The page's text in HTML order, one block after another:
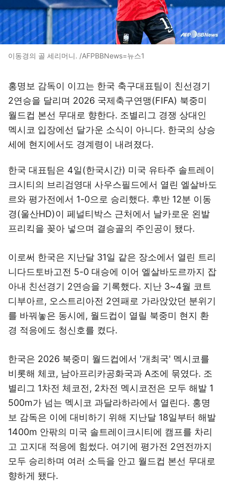
이동경의 골 세리머니. /AFPBBNews=뉴스1
홍명보 감독이 이끄는 한국 축구대표팀이 친선경기
2연승을 달리며 2026 국제축구연맹(FIFA) 북중미
월드컵 본선 무대로 향한다. 조별리그 경쟁 상대인
멕시코 입장에선 달가운 소식이 아니다. 한국의 상승
세에 현지에서도 경계령이 내려졌다.
한국 대표팀은 4일(한국시간) 미국 유타주 솔트레이
크시티의 브리검영대 사우스필드에서 열린 엘살바도
르와 평가전에서 1-0으로 승리했다. 후반 12분 이동
경(울산HD)이 페널티박스 근처에서 날카로운 왼발
프리킥을 꽂아 넣으며 결승골의 주인공이 됐다.
이로써 한국은 지난달 31일 같은 장소에서 열린 트리
니다드토바고전 5-0 대승에 이어 엘살바도르까지 잡
아내 친선경기 2연승을 기록했다. 지난 3~4월 코트
디부아르, 오스트리아전 2연패로 가라앉았던 분위기
를 바꿔놓은 동시에, 월드컵이 열릴 북중미 현지 환
경 적응에도 청신호를 켰다.
한국은 2026 북중미 월드컵에서 '개최국' 멕시코를
비롯해 체코, 남아프리카공화국과 A조에 묶였다. 조
별리그 1차전 체코전, 2차전 멕시코전은 모두 해발 1
500m가 넘는 멕시코 과달라하라에서 열린다. 홍명
보 감독은 이에 대비하기 위해 지난달 18일부터 해발
1400m 안팎의 미국 솔트레이크시티에 캠프를 차리
고 고지대 적응에 힘썼다. 여기에 평가전 2연전까지
모두 승리하며 여러 소득을 안고 월드컵 본선 무대로
향하게 됐다.